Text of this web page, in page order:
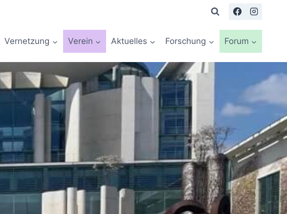
Vernetzung Verein Aktuelles Forschung Forum